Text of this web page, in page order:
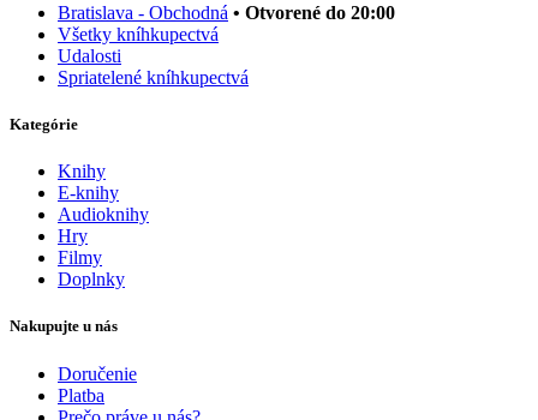
Bratislava - Obchodná • Otvorené do 20:00
Všetky kníhkupectvá
Udalosti
Spriatelené kníhkupectvá
Kategórie
Knihy
E-knihy
Audioknihy
Hry
Filmy
Doplnky
Nakupujte u nás
Doručenie
Platba